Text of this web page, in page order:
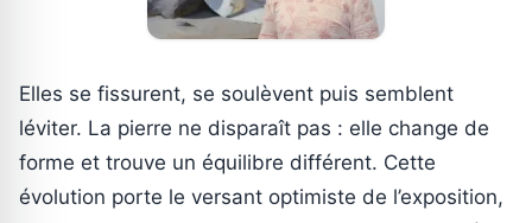
Elles se fissurent, se soulèvent puis semblent
léviter. La pierre ne disparaît pas : elle change de
forme et trouve un équilibre différent. Cette
évolution porte le versant optimiste de l’exposition,